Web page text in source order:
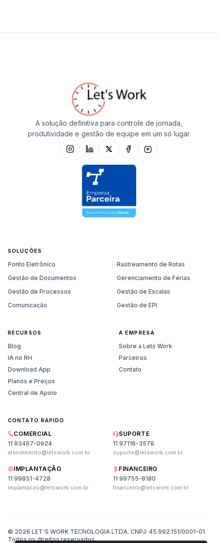
A solução definitiva para controle de jornada,
produtividade e gestão de equipe em um só lugar.
SOLUÇÕES
Ponto Eletrônico
Rastreamento de Rotas
Gestão de Documentos
Gerenciamento de Férias
Gestão de Processos
Gestão de Escalas
Comunicação
Gestão de EPI
RECURSOS
Blog
IA no RH
Download App
Planos e Preços
Central de Apoio
A EMPRESA
Sobre a Lets Work
Parceiros
Contato
CONTATO RÁPIDO
COMERCIAL
11 93467-0924
atendimento@letswork.com.br
SUPORTE
11 97116-3576
suporte@letswork.com.br
IMPLANTAÇÃO
11 99851-4728
implantacao@letswork.com.br
FINANCEIRO
11 99755-8180
financeiro@letswork.com.br
© 2026 LET'S WORK TECNOLOGIA LTDA. CNPJ: 45.992.151/0001-01.
Todos os direitos reservados.
Vendas